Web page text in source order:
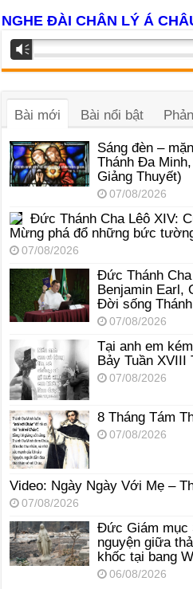
NGHE ĐÀI CHÂN LÝ Á
Trình
phát
Vm
Bài mới Bài nổi bật
Sáng đèn –
Thánh Đa
Giảng Thuyết)
07/08/2026
Đức Thánh Cha Lêô XIV:
Mừng phá đổ những bức
07/08/2026
Đức Thánh
Benjamin Earl,
Đời sống
07/08/2026
Tại anh em
Bảy Tuần
07/08/2026
8 Tháng Tám
07/08/2026
Video: Ngày Ngày Với Mẹ –
07/08/2026
Đức Giám mục
nguyện giữa
khốc tại bang
06/08/2026